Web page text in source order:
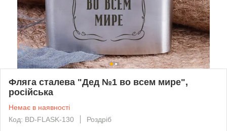
Фляга сталева "Дед №1 во всем мире",
російська
Немає в наявності
Код: BD-FLASK-130
Роздріб